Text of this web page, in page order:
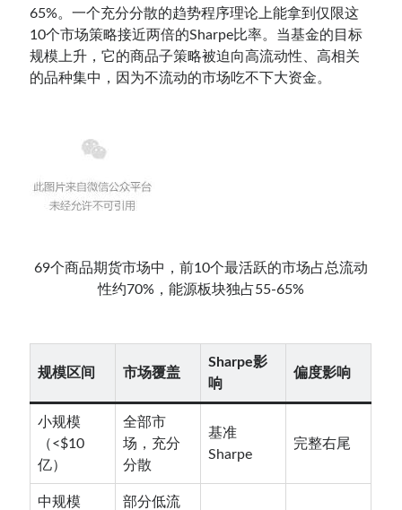
65%。一个充分分散的趋势程序理论上能拿到仅限这
10个市场策略接近两倍的Sharpe比率。当基金的目标
规模上升，它的商品子策略被迫向高流动性、高相关
的品种集中，因为不流动的市场吃不下大资金。
69个商品期货市场中，前10个最活跃的市场占总流动
性约70%，能源板块独占55-65%
规模区间 市场覆盖
Sharpe影
响
偏度影响
小规模
（<$10
亿）
全部市
场，充分
分散
基准
Sharpe
完整右尾
中规模
部分低流